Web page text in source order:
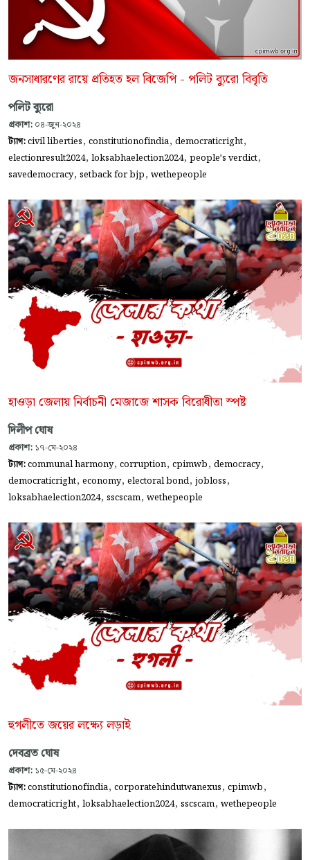
জনসাধারণের রায়ে প্রতিহত হল বিজেপি - পলিট ব্যুরো বিবৃতি
পলিট ব্যুরো
প্রকাশ: ০৪-জুন-২০২৪
ট্যাগ:civil liberties, constitutionofindia, democraticright,
electionresult2024, loksabhaelection2024, people’s verdict,
savedemocracy, setback for bjp, wethepeople
হাওড়া জেলায় নির্বাচনী মেজাজে শাসক বিরোধীতা স্পষ্ট
দিলীপ ঘোষ
প্রকাশ: ১৭-মে-২০২৪
ট্যাগ:communal harmony, corruption, cpimwb, democracy,
democraticright, economy, electoral bond, jobloss,
loksabhaelection2024, sscscam, wethepeople
হুগলীতে জয়ের লক্ষ্যে লড়াই
দেবব্রত ঘোষ
প্রকাশ: ১৫-মে-২০২৪
ট্যাগ:constitutionofindia, corporatehindutwanexus, cpimwb,
democraticright, loksabhaelection2024, sscscam, wethepeople